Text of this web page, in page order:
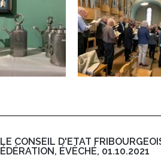
CONSEIL D'ETAT
ÉVÊCHÉ, 01.10.2021